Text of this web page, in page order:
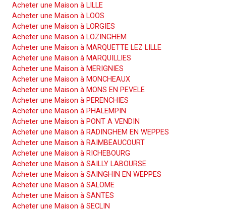
Acheter une Maison à LILLE
Acheter une Maison à LOOS
Acheter une Maison à LORGIES
Acheter une Maison à LOZINGHEM
Acheter une Maison à MARQUETTE LEZ LILLE
Acheter une Maison à MARQUILLIES
Acheter une Maison à MERIGNIES
Acheter une Maison à MONCHEAUX
Acheter une Maison à MONS EN PEVELE
Acheter une Maison à PERENCHIES
Acheter une Maison à PHALEMPIN
Acheter une Maison à PONT A VENDIN
Acheter une Maison à RADINGHEM EN WEPPES
Acheter une Maison à RAIMBEAUCOURT
Acheter une Maison à RICHEBOURG
Acheter une Maison à SAILLY LABOURSE
Acheter une Maison à SAINGHIN EN WEPPES
Acheter une Maison à SALOME
Acheter une Maison à SANTES
Acheter une Maison à SECLIN